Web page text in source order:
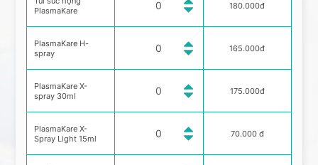
PlasmaKare
PlasmaKare H-
spray
PlasmaKare X-
spray 30ml
PlasmaKare X-
Spray Light 15ml
180.000đ
165.000đ
175.000đ
70.000 đ